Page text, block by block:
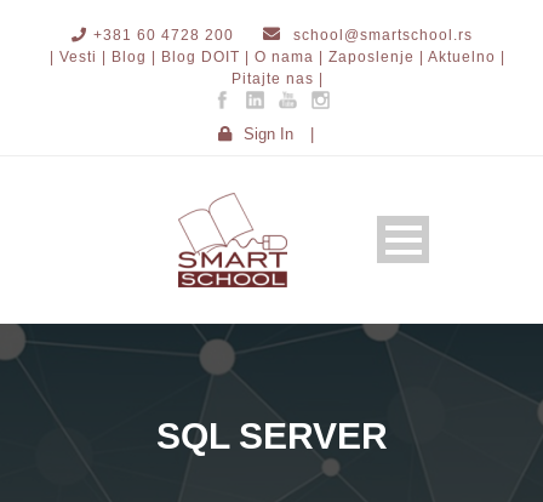
+381 60 4728 200
school@smartschool.rs
| Vesti |
Blog | Blog DOIT | O nama | Zaposlenje |
Aktuelno |
Pitajte nas |
Sign In
SQL SERVER